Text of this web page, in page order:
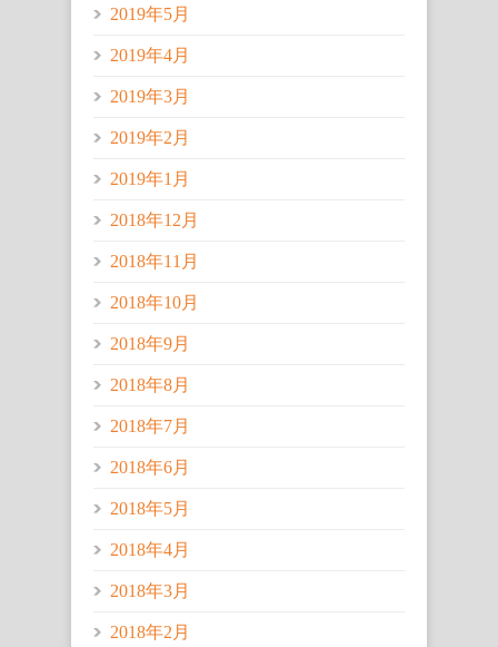
2019年5月
2019年4月
2019年3月
2019年2月
2019年1月
2018年12月
2018年11月
2018年10月
2018年9月
2018年8月
2018年7月
2018年6月
2018年5月
2018年4月
2018年3月
2018年2月